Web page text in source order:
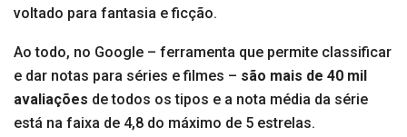
voltado para fantasia e ficção.
Ao todo, no Google – ferramenta que permite classificar
e dar notas para séries e filmes – são mais de 40 mil
avaliações de todos os tipos e a nota média da série
está na faixa de 4,8 do máximo de 5 estrelas.